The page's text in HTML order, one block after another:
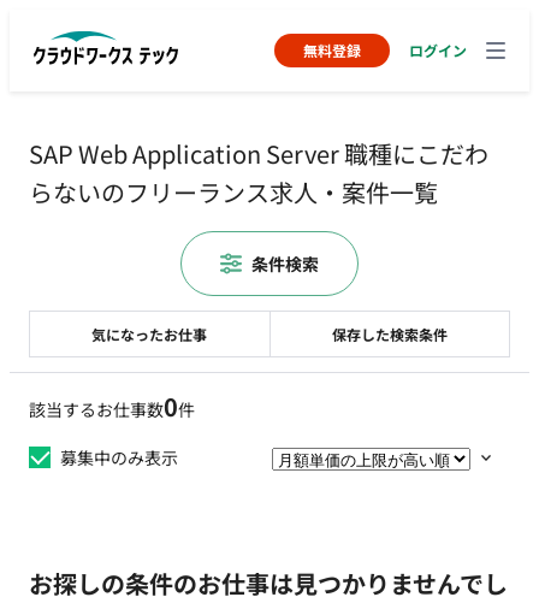
無料登録 ログイン
SAP Web Application Server 職種にこだわ
らないのフリーランス求人・案件一覧
該当するお仕事数0件
募集中のみ表示
お探しの条件のお仕事は見つかりませんでし
気になったお仕事 保存した検索条件
条件検索